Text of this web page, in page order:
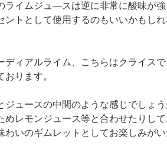
ライムジュ—スは逆に非常に酸味が
ントとして使用するのもいいかもし
ディアルライム、こちらはクライス
おります。
ジュースの中間のような感じでしょ
めレモンジュース等と合わせたりし
わいのギムレットとしてお楽しみが